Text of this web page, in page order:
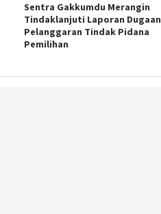
Sentra Gakkumdu Merangin
Tindaklanjuti Laporan Dugaan
Pelanggaran Tindak Pidana
Pemilihan